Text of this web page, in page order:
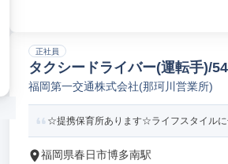
正社員
タクシードライバー(運転手)/
福岡第一交通株式会社(那珂川営業所)
☆提携保育所あります☆ライフスタイルに
福岡県春日市博多南駅